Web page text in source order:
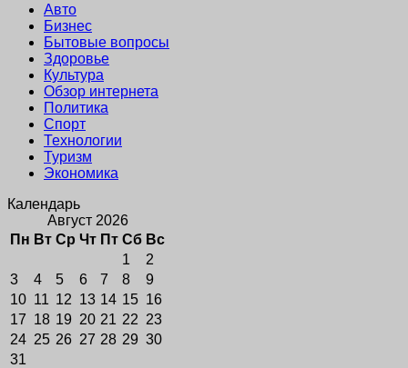
Авто
Бизнес
Бытовые вопросы
Здоровье
Культура
Обзор интернета
Политика
Спорт
Технологии
Туризм
Экономика
Календарь
Август 2026
Пн Вт Ср Чт Пт Сб Вс
1
2
3
4 5 6 7 8
9
10 11 12 13 14 15 16
17 18 19 20 21 22 23
24 25 26 27 28 29 30
31